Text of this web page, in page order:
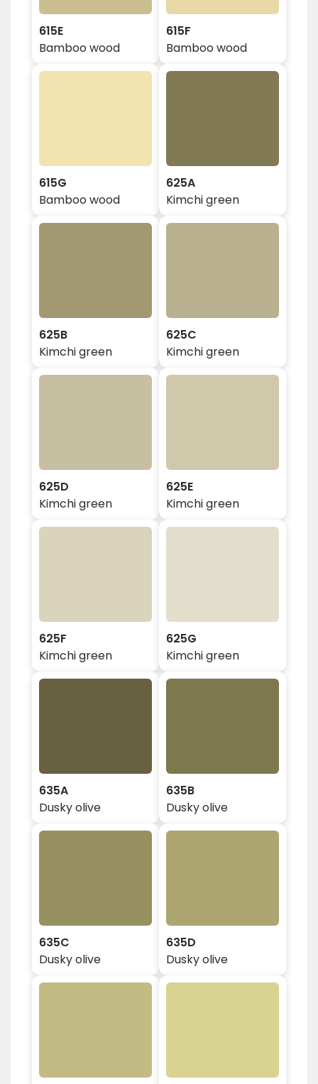
615E
Bamboo wood
615F
Bamboo wood
615G
Bamboo wood
625A
Kimchi green
625B
Kimchi green
625C
Kimchi green
625D
Kimchi green
625E
Kimchi green
625F
Kimchi green
625G
Kimchi green
635A
Dusky olive
635B
Dusky olive
635C
Dusky olive
635D
Dusky olive